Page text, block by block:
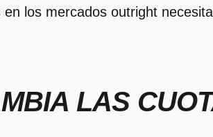
los mercados outright
LAS